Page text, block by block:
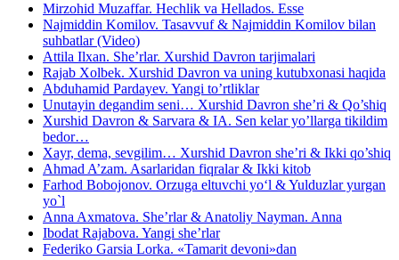
Mirzohid Muzaffar. Hechlik va Hellados. Esse
Najmiddin Komilov. Tasavvuf & Najmiddin Komilov bilan
suhbatlar (Video)
Attila Ilxan. She’rlar. Xurshid Davron tarjimalari
Rajab Xolbek. Xurshid Davron va uning kutubxonasi haqida
Abduhamid Pardayev. Yangi to’rtliklar
Unutayin degandim seni… Xurshid Davron she’ri & Qo’shiq
Xurshid Davron & Sarvara & IA. Sen kelar yo’llarga tikildim
bedor…
Xayr, dema, sevgilim… Xurshid Davron she’ri & Ikki qo’shiq
Ahmad A’zam. Asarlaridan fiqralar & Ikki kitob
Farhod Bobojonov. Orzuga eltuvchi yo‘l & Yulduzlar yurgan
yo`l
Anna Axmatova. She’rlar & Anatoliy Nayman. Anna
Ibodat Rajabova. Yangi she’rlar
Federiko Garsia Lorka. «Tamarit devoni»dan